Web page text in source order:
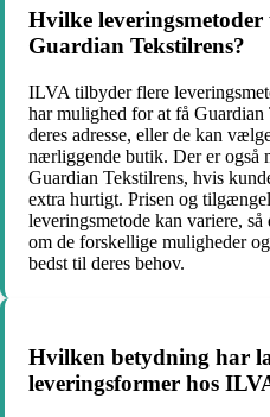
Hvilke
Guardian Tekstilrens?
ILVA tilbyder flere
har mulighed for at få
deres adresse, eller de kan
nærliggende butik. Der er også
Guardian Tekstilrens, hvis
extra hurtigt. Prisen og
leveringsmetode kan variere,
om de forskellige muligheder
bedst til deres behov.
Hvilken betydning har
leveringsformer hos